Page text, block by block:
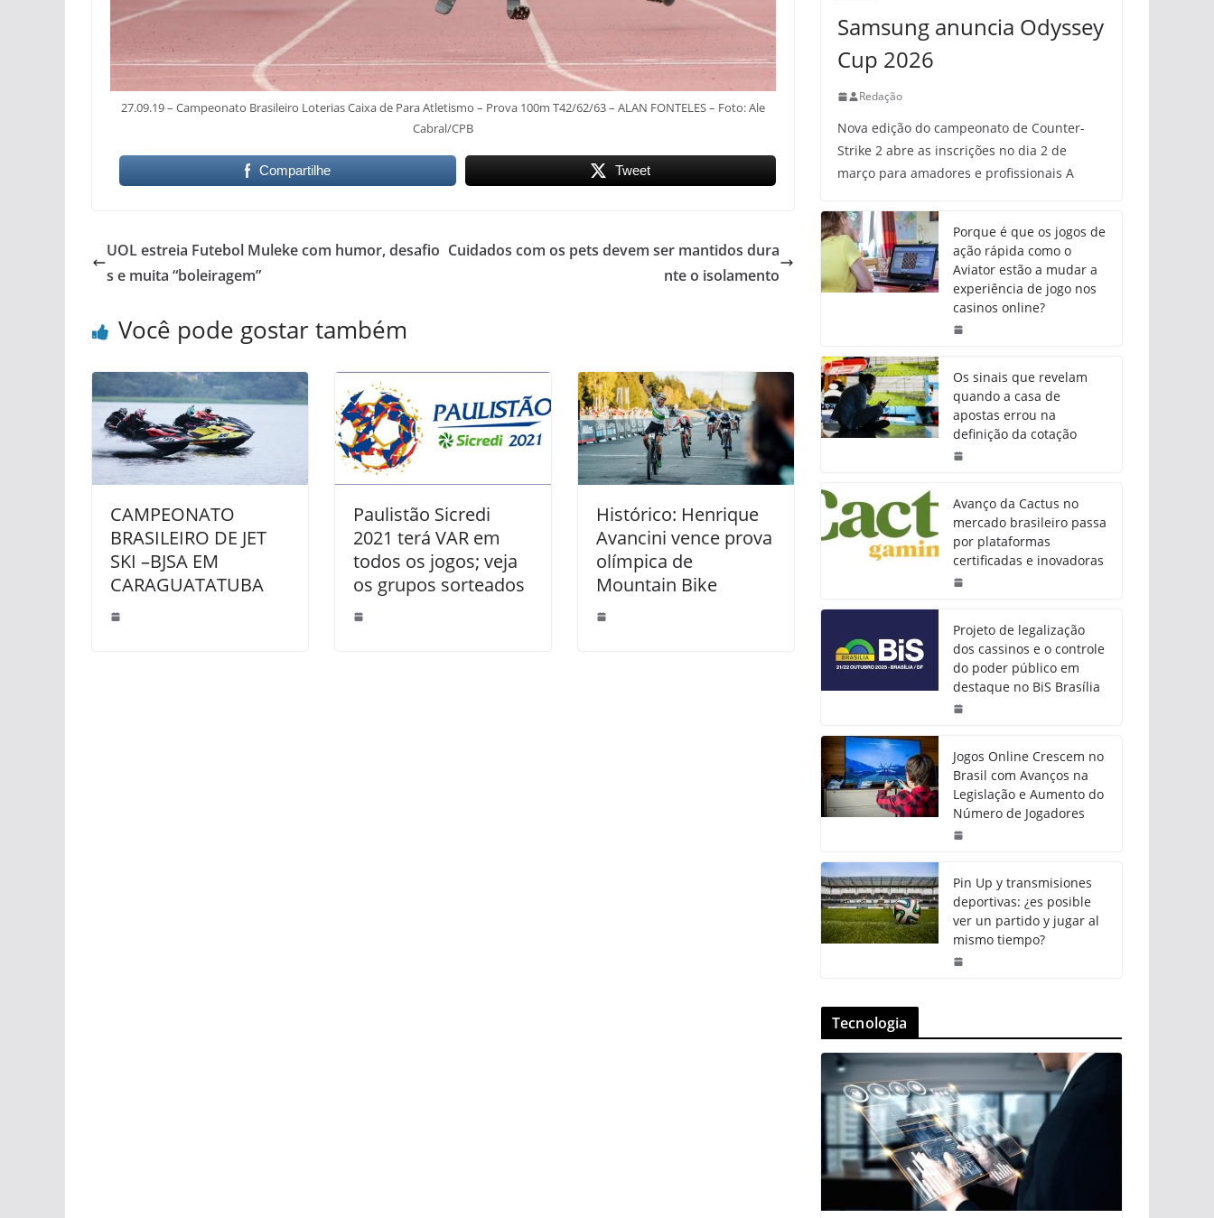
27.09.19 – Campeonato Brasileiro Loterias Caixa de Para Atletismo – Prova 100m T42/62/63 – ALAN FONTELES – Foto: Ale
Cabral/CPB
Compartilhe Tweet
UOL estreia Futebol Muleke com humor, desafio
s e muita “boleiragem”
Cuidados com os pets devem ser mantidos dura
nte o isolamento
Você pode gostar também
CAMPEONATO
BRASILEIRO DE JET
SKI –BJSA EM
CARAGUATATUBA
Paulistão Sicredi
2021 terá VAR em
todos os jogos; veja
os grupos sorteados
Histórico: Henrique
Avancini vence prova
olímpica de
Mountain Bike
Samsung anuncia Odyssey
Cup 2026
Redação
Nova edição do campeonato de Counter-
Strike 2 abre as inscrições no dia 2 de
março para amadores e profissionais A
Porque é que os jogos de
ação rápida como o
Aviator estão a mudar a
experiência de jogo nos
casinos online?
Os sinais que revelam
quando a casa de
apostas errou na
definição da cotação
Avanço da Cactus no
mercado brasileiro passa
por plataformas
certificadas e inovadoras
Projeto de legalização
dos cassinos e o controle
do poder público em
destaque no BiS Brasília
Jogos Online Crescem no
Brasil com Avanços na
Legislação e Aumento do
Número de Jogadores
Pin Up y transmisiones
deportivas: ¿es posible
ver un partido y jugar al
mismo tiempo?
Tecnologia